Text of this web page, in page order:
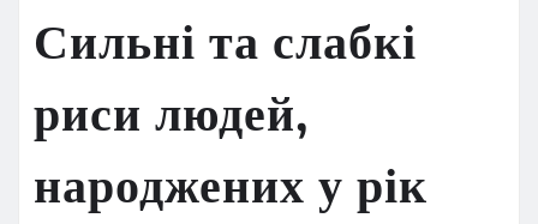
Сильні та слабкі
риси людей,
народжених у рік